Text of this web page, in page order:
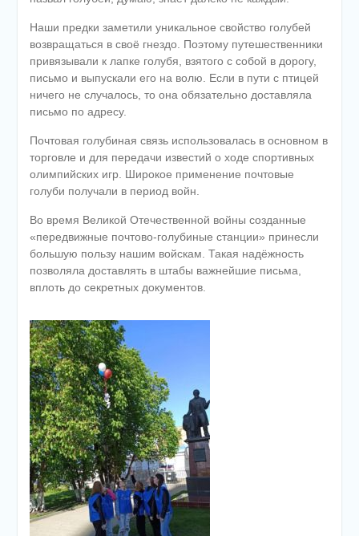
Наши предки заметили уникальное свойство голубей
возвращаться в своё гнездо. Поэтому путешественники
привязывали к лапке голубя, взятого с собой в дорогу,
письмо и выпускали его на волю. Если в пути с птицей
ничего не случалось, то она обязательно доставляла
письмо по адресу.
Почтовая голубиная связь использовалась в основном в
торговле и для передачи известий о ходе спортивных
олимпийских игр. Широкое применение почтовые
голуби получали в период войн.
Во время Великой Отечественной войны созданные
«передвижные почтово-голубиные станции» принесли
большую пользу нашим войскам. Такая надёжность
позволяла доставлять в штабы важнейшие письма,
вплоть до секретных документов.